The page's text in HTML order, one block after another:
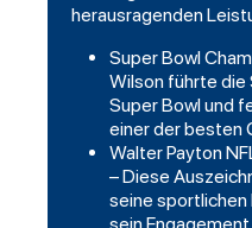
herausragenden
Super Bowl
Wilson führte die
Super Bowl und
einer der besten
Walter Payton
– Diese
seine sportlichen